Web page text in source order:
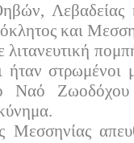
και
ήταν στρωμένοι
Ναό
Μεσσηνίας